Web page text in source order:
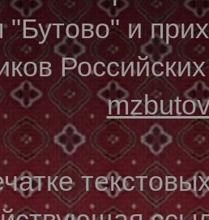
"Бутово" и